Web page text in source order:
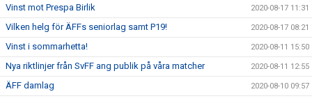
Vinst mot Prespa Birlik 2020-08-17 11:31
Vilken helg för ÄFFs seniorlag samt P19! 2020-08-17 08:21
Vinst i sommarhetta! 2020-08-11 15:50
Nya riktlinjer från SvFF ang publik på våra matcher 2020-08-11 12:55
ÄFF damlag 2020-08-10 09:57